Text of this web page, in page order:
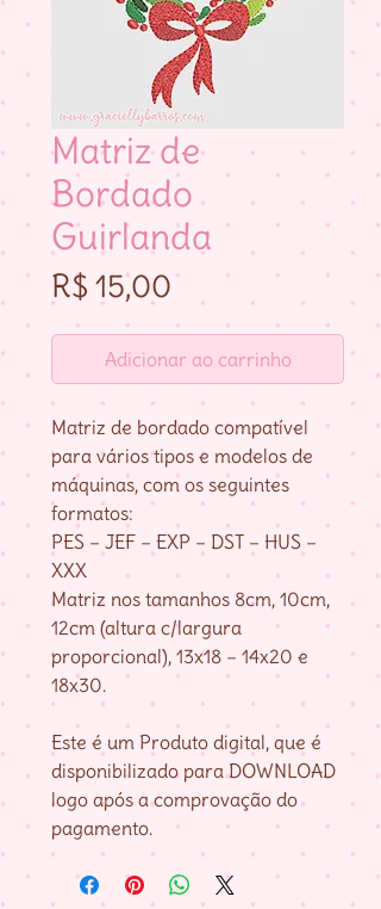
Matriz de
Bordado
Guirlanda
R$ 15,00Preço
Adicionar ao carrinho
Matriz de bordado compatível
para vários tipos e modelos de
máquinas, com os seguintes
formatos:
PES – JEF – EXP – DST – HUS –
XXX
Matriz nos tamanhos 8cm, 10cm,
12cm (altura c/largura
proporcional), 13x18 – 14x20 e
18x30.
Este é um Produto digital, que é
disponibilizado para DOWNLOAD
logo após a comprovação do
pagamento.